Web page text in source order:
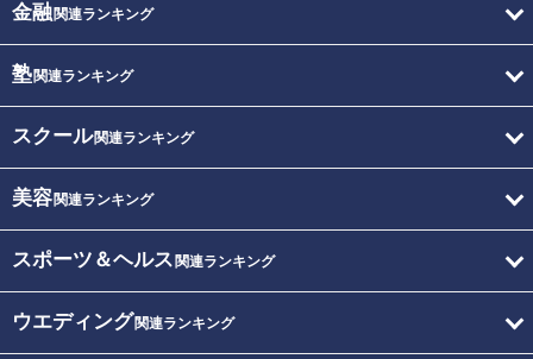
金融関連ランキング
塾関連ランキング
スクール関連ランキング
美容関連ランキング
スポーツ＆ヘルス 関連ランキング
ウエディング関連ランキング